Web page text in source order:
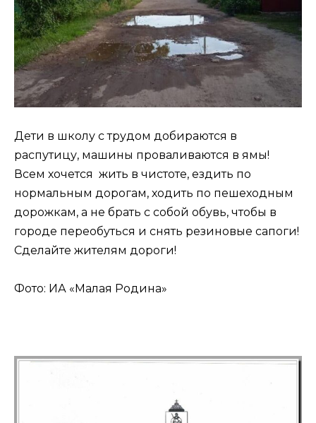
Дети в школу с трудом добираются в
распутицу, машины проваливаются в ямы!
Всем хочется жить в чистоте, ездить по
нормальным дорогам, ходить по пешеходным
дорожкам, а не брать с собой обувь, чтобы в
городе переобуться и снять резиновые сапоги!
Сделайте жителям дороги!
Фото: ИА «Малая Родина»